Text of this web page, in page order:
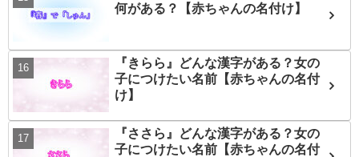
何がある？【赤ちゃんの名付け】
『きらら』どんな漢字がある？女の
子につけたい名前【赤ちゃんの名付
け】
『ささら』どんな漢字がある？女の
子につけたい名前【赤ちゃんの名付